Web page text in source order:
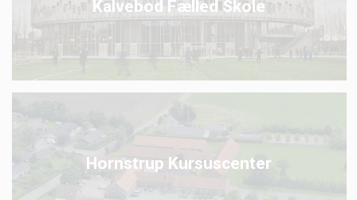
Kalvebod Fælled Skole
Hornstrup Kursuscenter